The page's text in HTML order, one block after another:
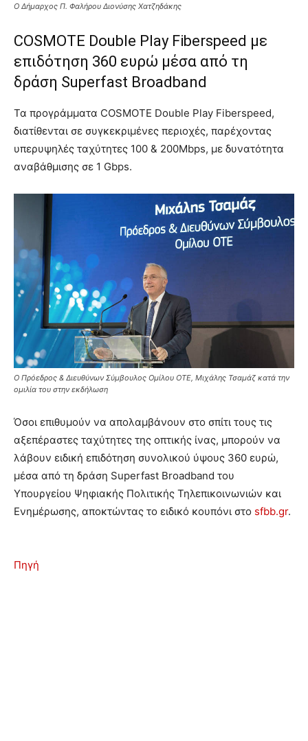
Ο Δήμαρχος Π. Φαλήρου Διονύσης Χατζηδάκης
COSMOTE Double Play Fiberspeed με
επιδότηση 360 ευρώ μέσα από τη
δράση Superfast Broadband
Τα προγράμματα COSMOTE Double Play Fiberspeed,
διατίθενται σε συγκεκριμένες περιοχές, παρέχοντας
υπερυψηλές ταχύτητες 100 & 200Mbps, με δυνατότητα
αναβάθμισης σε 1 Gbps.
Ο Πρόεδρος & Διευθύνων Σύμβουλος Ομίλου ΟΤΕ, Μιχάλης Τσαμάζ κατά την
ομιλία του στην εκδήλωση
Όσοι επιθυμούν να απολαμβάνουν στο σπίτι τους τις
αξεπέραστες ταχύτητες της οπτικής ίνας, μπορούν να
λάβουν ειδική επιδότηση συνολικού ύψους 360 ευρώ,
μέσα από τη δράση Superfast Broadband του
Υπουργείου Ψηφιακής Πολιτικής Τηλεπικοινωνιών και
Ενημέρωσης, αποκτώντας το ειδικό κουπόνι στο sfbb.gr.
Πηγή